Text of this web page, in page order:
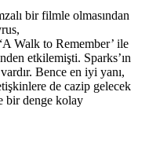
bir filmle olmasından
Walk to Remember’ ile
etkilemişti. Sparks’ın
Bence en iyi yanı,
de cazip gelecek
bir denge kolay